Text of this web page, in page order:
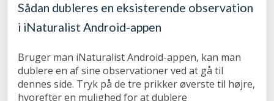
Sådan dubleres en eksisterende observation
i iNaturalist Android-appen
Bruger man iNaturalist Android-appen, kan man
dublere en af sine observationer ved at gå til
dennes side. Tryk på de tre prikker øverste til højre,
hvorefter en mulighed for at dublere